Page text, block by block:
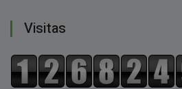
Visitas